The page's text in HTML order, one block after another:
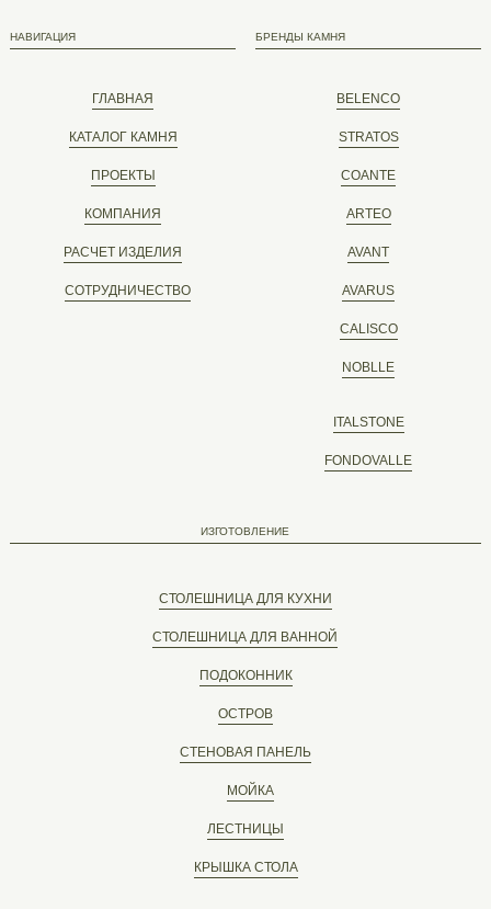
ГЛАВНАЯ
НАВИГАЦИЯ
КАТАЛОГ КАМНЯ
ПРОЕКТЫ
РАСЧЕТ ИЗДЕЛИЯ
СОТРУДНИЧЕСТВО
КОМПАНИЯ
СТОЛЕШНИЦА ДЛЯ КУХНИ
ИЗГОТОВЛЕНИЕ
СТОЛЕШНИЦА ДЛЯ ВАННОЙ
ПОДОКОННИК
СТЕНОВАЯ ПАНЕЛЬ
МОЙКА
ЛЕСТНИЦЫ
КРЫШКА СТОЛА
ОСТРОВ
BELENCO
БРЕНДЫ КАМНЯ
STRATOS
COANTE
ITALSTONE
FONDOVALLE
ARTEO
AVANT
AVARUS
CALISCO
NOBLLE